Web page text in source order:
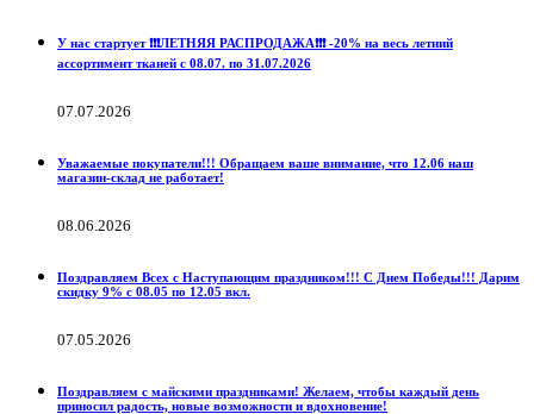
У нас стартует ❗️❗️❗️ЛЕТНЯЯ РАСПРОДАЖА❗️❗️❗️ -20% на весь летний
ассортимент тканей с 08.07. по 31.07.2026
07.07.2026
Уважаемые покупатели!!! Обращаем ваше внимание, что 12.06 наш
магазин-склад не работает!
08.06.2026
Поздравляем Всех с Наступающим праздником!!! С Днем Победы!!! Дарим
скидку 9% с 08.05 по 12.05 вкл.
07.05.2026
Поздравляем с майскими праздниками! Желаем, чтобы каждый день
приносил радость, новые возможности и вдохновение!